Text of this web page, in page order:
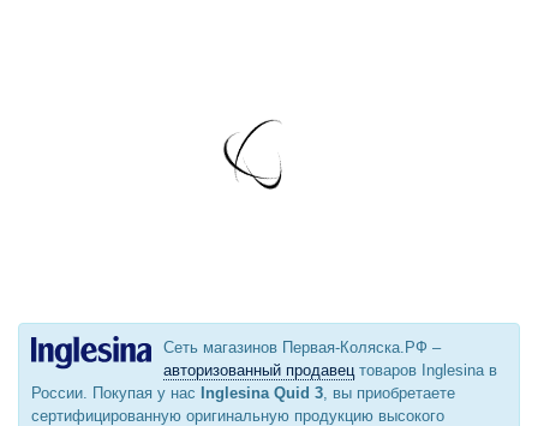
Сеть магазинов Первая-Коляска.РФ –
авторизованный продавец товаров Inglesina в
России. Покупая у нас
Inglesina Quid 3 , вы приобретаете
сертифицированную оригинальную продукцию высокого